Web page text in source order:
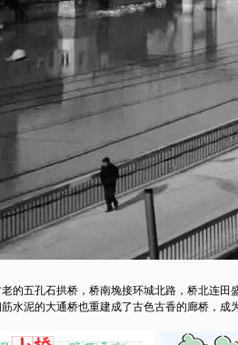
五孔石拱桥，桥南堍接环城北路，桥北连田
水泥的大通桥也重建成了古色古香的廊桥，成